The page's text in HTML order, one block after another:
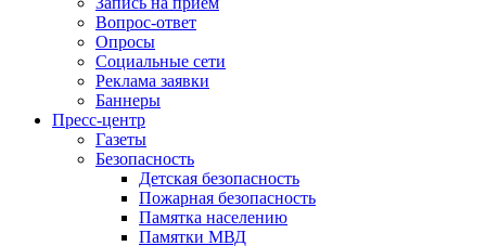
Вопрос-ответ
Опросы
Социальные сети
Реклама заявки
Баннеры
Пресс-центр
Газеты
Безопасность
Детская безопасность
Пожарная безопасность
Памятка населению
Памятки МВД